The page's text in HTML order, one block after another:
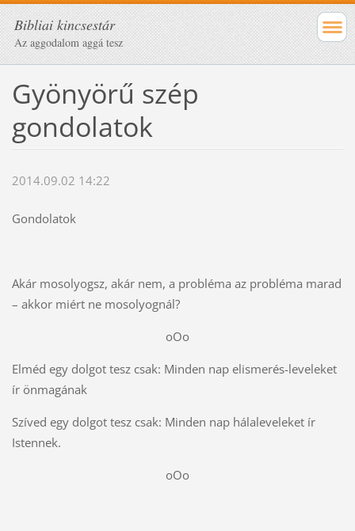
Bibliai kincsestár
Az aggodalom aggá tesz
Gyönyörű szép
gondolatok
2014.09.02 14:22
Gondolatok
Akár mosolyogsz, akár nem, a probléma az probléma marad
– akkor miért ne mosolyognál?
oOo
Elméd egy dolgot tesz csak: Minden nap elismerés-leveleket
ír önmagának
Szíved egy dolgot tesz csak: Minden nap hálaleveleket ír
Istennek.
oOo